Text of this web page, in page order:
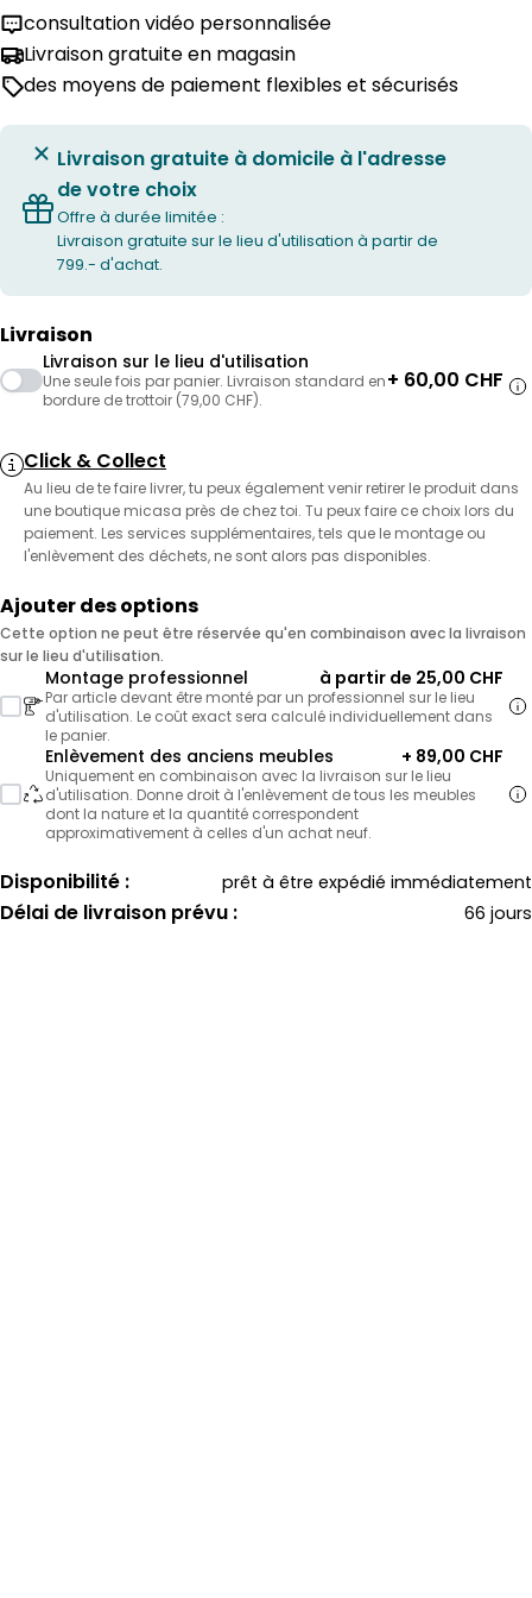
consultation vidéo personnalisée
Livraison gratuite en magasin
des moyens de paiement flexibles et sécurisés
Livraison gratuite à domicile à l'adresse
de votre choix
Offre à durée limitée :
Livraison gratuite sur le lieu d'utilisation à partir de
799.- d'achat.
Livraison
Livraison sur le lieu d'utilisation
Une seule fois par panier. Livraison standard en
bordure de trottoir (79,00 CHF).
+ 60,00 CHF
Click & Collect
Au lieu de te faire livrer, tu peux également venir retirer le produit dans
une boutique micasa près de chez toi. Tu peux faire ce choix lors du
paiement. Les services supplémentaires, tels que le montage ou
l'enlèvement des déchets, ne sont alors pas disponibles.
Ajouter des options
Cette option ne peut être réservée qu'en combinaison avec la livraison
sur le lieu d'utilisation.
Montage professionnel à partir de 25,00 CHF
Par article devant être monté par un professionnel sur le lieu
d'utilisation. Le coût exact sera calculé individuellement dans
le panier.
Enlèvement des anciens meubles + 89,00 CHF
Uniquement en combinaison avec la livraison sur le lieu
d'utilisation. Donne droit à l'enlèvement de tous les meubles
dont la nature et la quantité correspondent
approximativement à celles d'un achat neuf.
Disponibilité : prêt à être expédié immédiatement
Délai de livraison prévu : 66 jours